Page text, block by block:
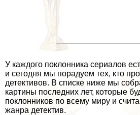
У каждого поклонника сериалов
и сегодня мы порадуем тех, кто
детективов. В списке ниже мы
картины последних лет, которые
поклонников по всему миру и
жанра детектив.